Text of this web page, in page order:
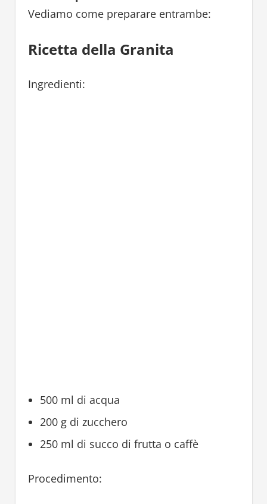
Vediamo come preparare entrambe:
Ricetta della Granita
Ingredienti:
500 ml di acqua
200 g di zucchero
250 ml di succo di frutta o caffè
Procedimento: